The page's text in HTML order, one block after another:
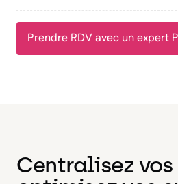
Prendre RDV avec un expert
Centralisez